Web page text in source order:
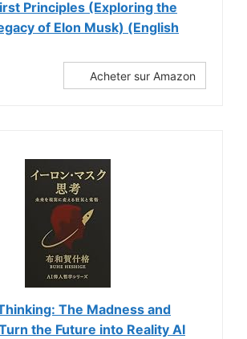
Principles (Exploring the
of Elon Musk) (English
Acheter sur Amazon
The Madness and
the Future into Reality AI